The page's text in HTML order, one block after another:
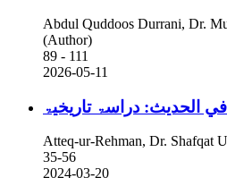
Abdul Quddoos Durrani, Dr.
(Author)
89 - 111
2026-05-11
الحدیث: دراسۃ تاریخیۃ
Atteq-ur-Rehman, Dr. Shafqat
35-56
2024-03-20